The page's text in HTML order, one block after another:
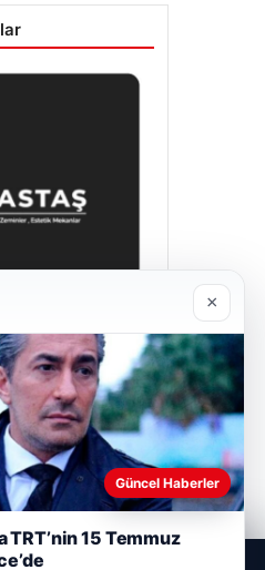
×
Güncel Haberler
TRT’nin 15 Temmuz